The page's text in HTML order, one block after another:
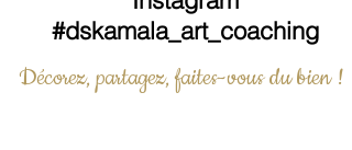
#dskamala_art_coaching
Décorez, partagez, faites-vous du bien !